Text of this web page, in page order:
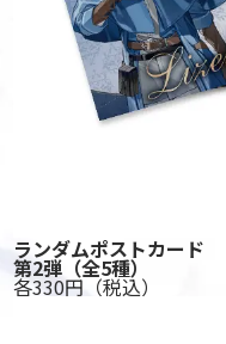
ランダムポストカード
第2弾 （全5種）
各330円（税込）